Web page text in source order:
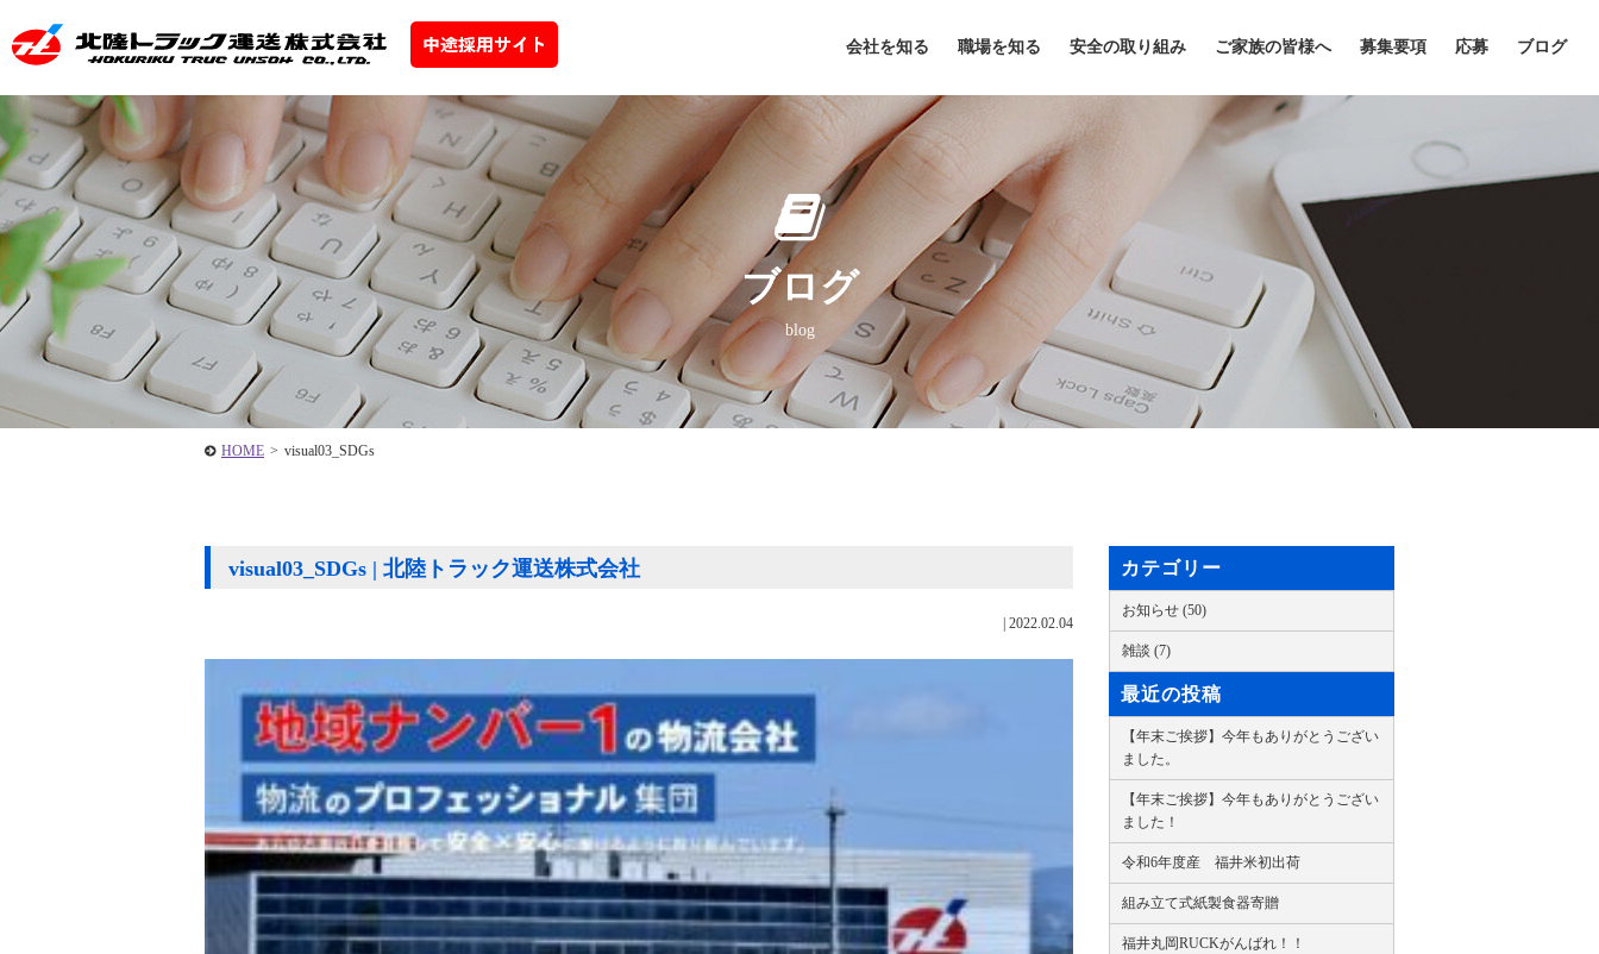
会社を知る 職場を知る 安全の取り組み ご家族の皆様へ 募集要項 応募 ブログ
ブログ
blog
HOME > visual03_SDGs
visual03_SDGs | 北陸トラック運送株式会社
2022.02.04
カテゴリー
お知らせ (50)
雑談 (7)
最近の投稿
【年末ご挨拶】今年もありがとうござい
ました。
【年末ご挨拶】今年もありがとうござい
ました！
令和6年度産 福井米初出荷
組み立て式紙製食器寄贈
福井丸岡RUCKがんばれ！！